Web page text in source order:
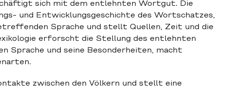
sich mit dem entlehnten Wortgut. Die
und Entwicklungsgeschichte des Wortschatzes,
Sprache und stellt Quellen, Zeit und die
erforscht die Stellung des entlehnten
Sprache und seine Besonderheiten, macht
zwischen den Völkern und stellt eine